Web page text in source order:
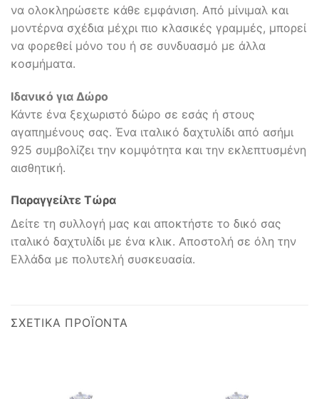
να ολοκληρώσετε κάθε εμφάνιση. Από μίνιμαλ και
μοντέρνα σχέδια μέχρι πιο κλασικές γραμμές, μπορεί
να φορεθεί μόνο του ή σε συνδυασμό με άλλα
κοσμήματα.
Ιδανικό για Δώρο
Κάντε ένα ξεχωριστό δώρο σε εσάς ή στους
αγαπημένους σας. Ένα ιταλικό δαχτυλίδι από ασήμι
925 συμβολίζει την κομψότητα και την εκλεπτυσμένη
αισθητική.
Παραγγείλτε Τώρα
Δείτε τη συλλογή μας και αποκτήστε το δικό σας
ιταλικό δαχτυλίδι με ένα κλικ. Αποστολή σε όλη την
Ελλάδα με πολυτελή συσκευασία.
ΣΧΕΤΙΚΆ ΠΡΟΪΌΝΤΑ